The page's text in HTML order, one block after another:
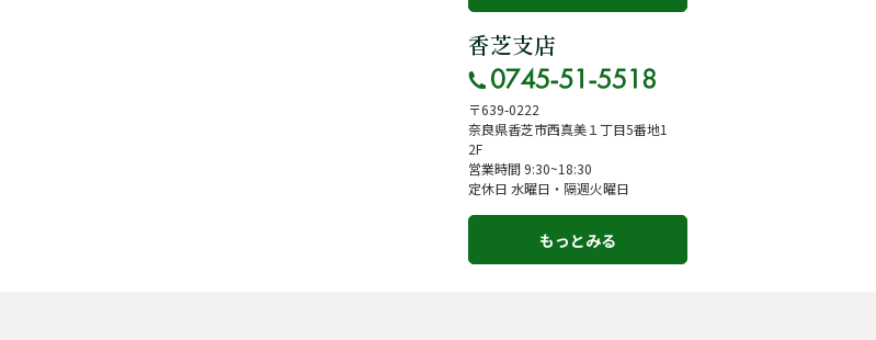
香芝支店
〒639-0222
奈良県香芝市西真美１丁目5番地1
2F
営業時間 9:30~18:30
定休日 水曜日・隔週火曜日
もっとみる